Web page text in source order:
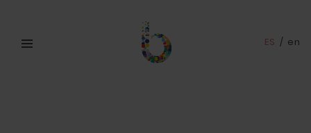
ES / en